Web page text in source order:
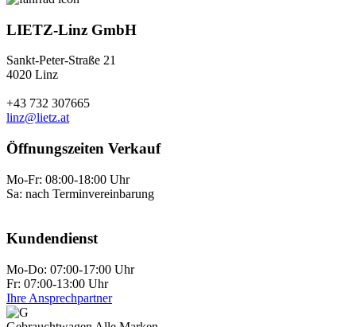
LIETZ-Linz GmbH
Sankt-Peter-Straße 21
4020 Linz
+43 732 307665
linz@lietz.at
Öffnungszeiten Verkauf
Mo-Fr: 08:00-18:00 Uhr
Sa: nach Terminvereinbarung
Kundendienst
Mo-Do: 07:00-17:00 Uhr
Fr: 07:00-13:00 Uhr
Ihre Ansprechpartner